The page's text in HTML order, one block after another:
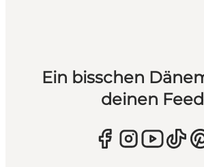
Ein bisschen
deinen Feed